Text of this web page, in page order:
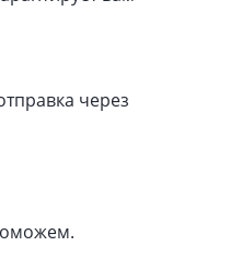
через